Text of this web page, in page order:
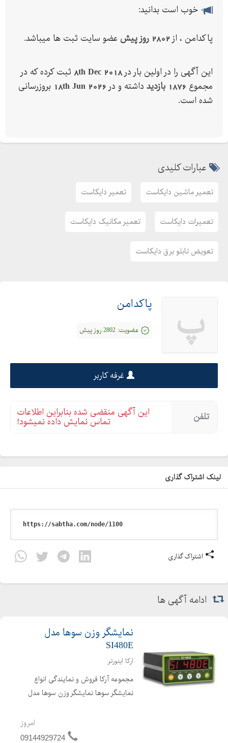
شماره های تماس:
پاکدامن
آدرس:تهران شهر قدس بلوار تولید گران
خوب است بدانید:
پاکدامن ، از 2802 روز پیش عضو سایت ثبت ها میباشد.
این آگهی را در اولین بار در8th Dec 2018 ثبت کرده که در
مجموع 1876 بازدید داشته و در 18th Jun 2026 بروزرسانی
شده است.
عبارات کلیدی
تعمیر ماشین دایکاست تعمیر دایکاست
تعمیرات دایکاست تعمیر مکانیک دایکاست
تعویض تابلو برق دایکاست
پ پاکدامن
عضویت: 2802 روز پیش
غرفه کاربر
تلفن این آگهی منقضی شده بنابراین اطلاعات
تماس نمایش داده نمیشود!
لینک اشتراک گذاری
اشتراک گذاری
ادامه آگهی ها
نمایشگر وزن سوها مدل
SI480E
ارکا اینورتر
مجموعه آرکا فروش و نمایندگی انواع
نمایشگر سوها نمایشگر وزن سوها مدل
فاقد رله خروجی جهت پروسه های کنترلی
می باشد. این نمایشگر دارای پورت سریال
امروز
09144929724